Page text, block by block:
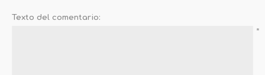
Texto del comentario:
*